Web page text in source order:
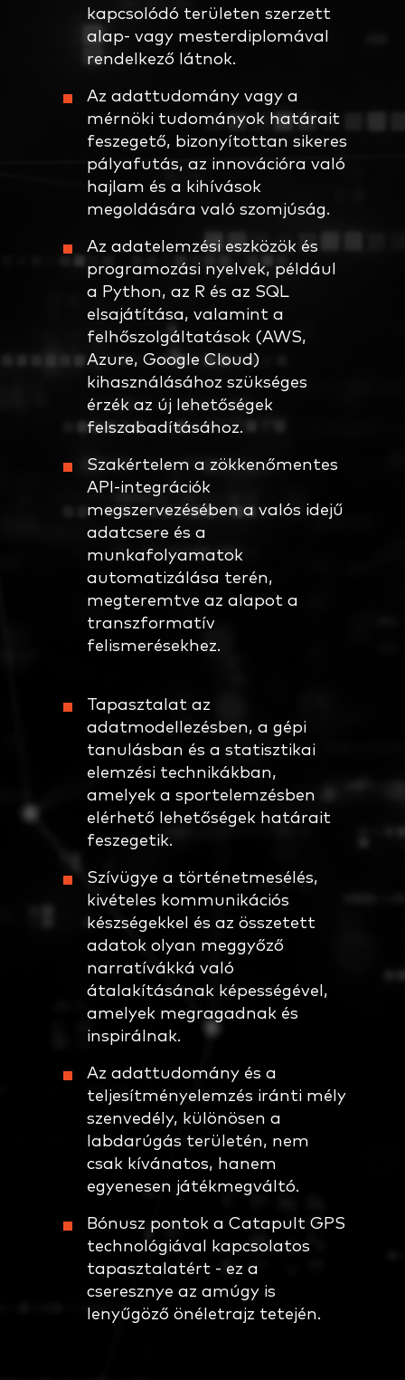
kapcsolódó területen szerzett
alap- vagy mesterdiplomával
rendelkező látnok.
Az adattudomány vagy a
mérnöki tudományok határait
feszegető, bizonyítottan sikeres
pályafutás, az innovációra való
hajlam és a kihívások
megoldására való szomjúság.
Az adatelemzési eszközök és
programozási nyelvek, például
a Python, az R és az SQL
elsajátítása, valamint a
felhőszolgáltatások (AWS,
Azure, Google Cloud)
kihasználásához szükséges
érzék az új lehetőségek
felszabadításához.
Szakértelem a zökkenőmentes
API-integrációk
megszervezésében a valós idejű
adatcsere és a
munkafolyamatok
automatizálása terén,
megteremtve az alapot a
transzformatív
felismerésekhez.
Tapasztalat az
adatmodellezésben, a gépi
tanulásban és a statisztikai
elemzési technikákban,
amelyek a sportelemzésben
elérhető lehetőségek határait
feszegetik.
Szívügye a történetmesélés,
kivételes kommunikációs
készségekkel és az összetett
adatok olyan meggyőző
narratívákká való
átalakításának képességével,
amelyek megragadnak és
inspirálnak.
Az adattudomány és a
teljesítményelemzés iránti mély
szenvedély, különösen a
labdarúgás területén, nem
csak kívánatos, hanem
egyenesen játékmegváltó.
Bónusz pontok a Catapult GPS
technológiával kapcsolatos
tapasztalatért - ez a
cseresznye az amúgy is
lenyűgöző önéletrajz tetején.